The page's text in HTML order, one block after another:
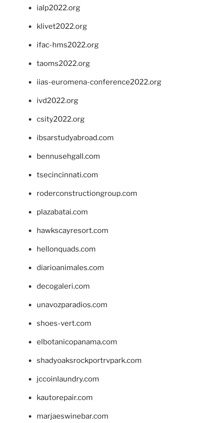
ialp2022.org
klivet2022.org
ifac-hms2022.org
taoms2022.org
iias-euromena-conference2022.org
ivd2022.org
csity2022.org
ibsarstudyabroad.com
bennusehgall.com
tsecincinnati.com
roderconstructiongroup.com
plazabatai.com
hawkscayresort.com
hellonquads.com
diarioanimales.com
decogaleri.com
unavozparadios.com
shoes-vert.com
elbotanicopanama.com
shadyoaksrockportrvpark.com
jccoinlaundry.com
kautorepair.com
marjaeswinebar.com